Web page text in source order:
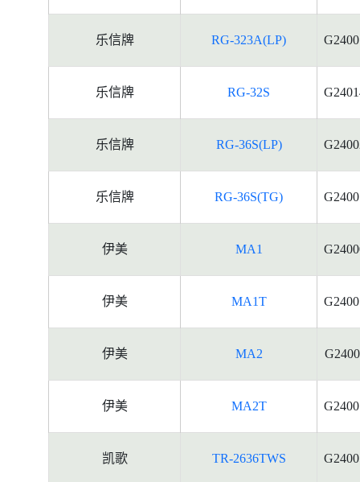
乐信牌 RG-323A(LP)
乐信牌 RG-32S
乐信牌 RG-36S(LP)
乐信牌 RG-36S(TG)
伊美 MA1
伊美 MA1T
伊美 MA2
伊美 MA2T
凯歌 TR-2636TWS